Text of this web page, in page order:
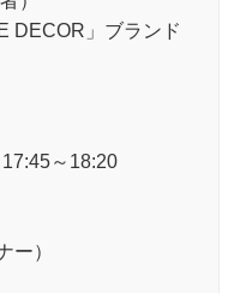
」ブランド
～18:20
ー）